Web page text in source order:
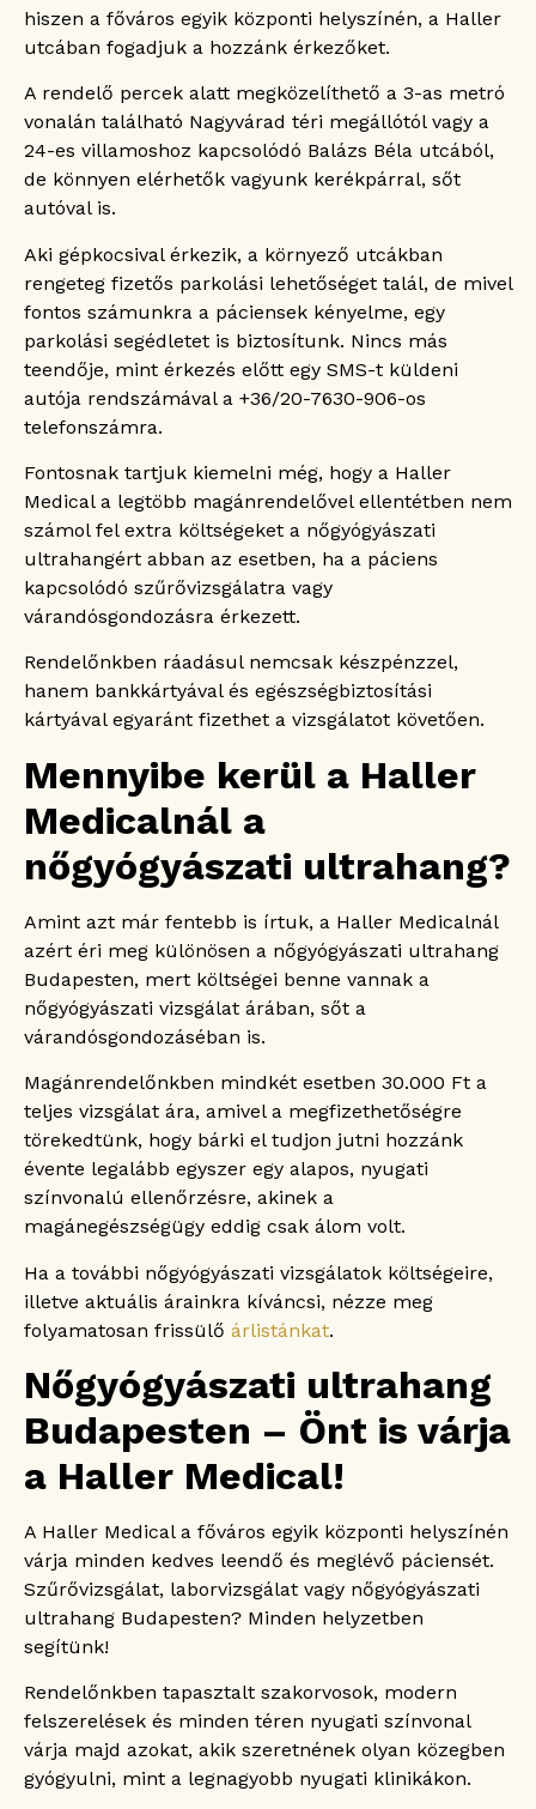
hiszen a főváros egyik központi helyszínén, a Haller
utcában fogadjuk a hozzánk érkezőket.
A rendelő percek alatt megközelíthető a 3-as metró
vonalán található Nagyvárad téri megállótól vagy a
24-es villamoshoz kapcsolódó Balázs Béla utcából,
de könnyen elérhetők vagyunk kerékpárral, sőt
autóval is.
Aki gépkocsival érkezik, a környező utcákban
rengeteg fizetős parkolási lehetőséget talál, de mivel
fontos számunkra a páciensek kényelme, egy
parkolási segédletet is biztosítunk. Nincs más
teendője, mint érkezés előtt egy SMS-t küldeni
autója rendszámával a +36/20-7630-906-os
telefonszámra.
Fontosnak tartjuk kiemelni még, hogy a Haller
Medical a legtöbb magánrendelővel ellentétben nem
számol fel extra költségeket a nőgyógyászati
ultrahangért abban az esetben, ha a páciens
kapcsolódó szűrővizsgálatra vagy
várandósgondozásra érkezett.
Rendelőnkben ráadásul nemcsak készpénzzel,
hanem bankkártyával és egészségbiztosítási
kártyával egyaránt fizethet a vizsgálatot követően.
Mennyibe kerül a Haller
Medicalnál a
nőgyógyászati ultrahang?
Amint azt már fentebb is írtuk, a Haller Medicalnál
azért éri meg különösen a nőgyógyászati ultrahang
Budapesten, mert költségei benne vannak a
nőgyógyászati vizsgálat árában, sőt a
várandósgondozáséban is.
Magánrendelőnkben mindkét esetben 30.000 Ft a
teljes vizsgálat ára, amivel a megfizethetőségre
törekedtünk, hogy bárki el tudjon jutni hozzánk
évente legalább egyszer egy alapos, nyugati
színvonalú ellenőrzésre, akinek a
magánegészségügy eddig csak álom volt.
Ha a további nőgyógyászati vizsgálatok költségeire,
illetve aktuális árainkra kíváncsi, nézze meg
folyamatosan frissülő árlistánkat.
Nőgyógyászati ultrahang
Budapesten – Önt is várja
a Haller Medical!
A Haller Medical a főváros egyik központi helyszínén
várja minden kedves leendő és meglévő páciensét.
Szűrővizsgálat, laborvizsgálat vagy nőgyógyászati
ultrahang Budapesten? Minden helyzetben
segítünk!
Rendelőnkben tapasztalt szakorvosok, modern
felszerelések és minden téren nyugati színvonal
várja majd azokat, akik szeretnének olyan közegben
gyógyulni, mint a legnagyobb nyugati klinikákon.